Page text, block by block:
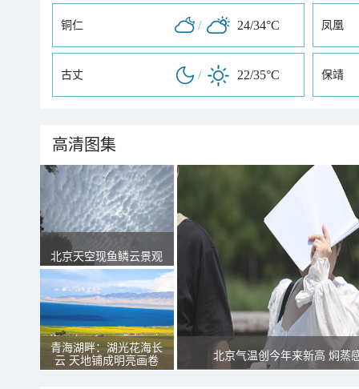
铜仁 / 24/34°C 凤凰
古丈 / 22/35°C 保靖
高清图集
北京天空现鱼鳞云景观
青海湖畔：湖光花海长
云 天地铺成明亮画卷
北京气温创今年来新高 焖蒸